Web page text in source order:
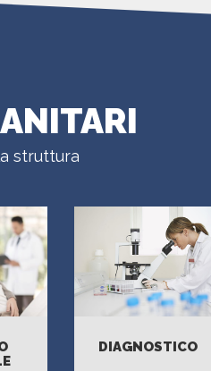
struttura
DIAGNOSTICO